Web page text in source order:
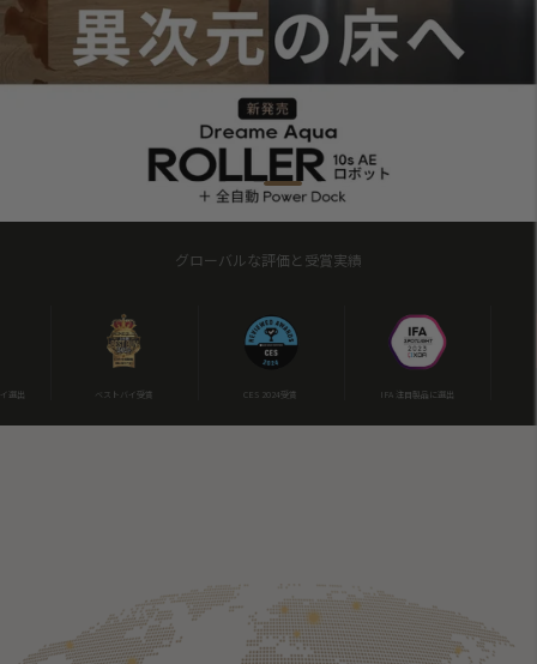
グローバルな評価と受賞実績
トバイ受賞 CES 2024受賞 IFA 注目製品に選出 iFデザイン賞